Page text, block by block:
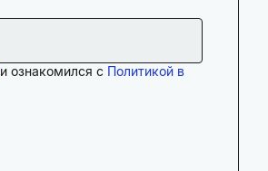
и ознакомился с Политикой в